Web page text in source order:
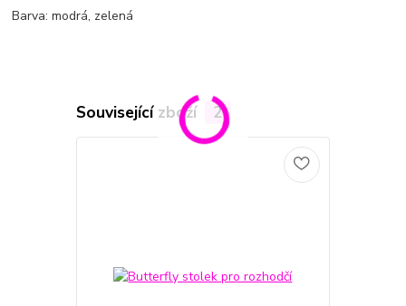
Barva: modrá, zelená
Související zboží 2